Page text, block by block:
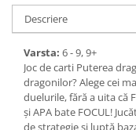
Descriere
Varsta: 6 - 9, 9+
Joc de carti Puterea
dragonilor? Alege cei
duelurile, fără a uita că
și APA bate FOCUL!
de strategie și luptă